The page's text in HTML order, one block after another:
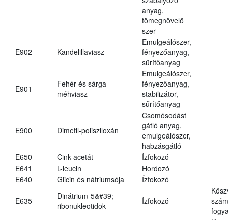
anyag,
tömegnövelő
szer
E902 Kandelillaviasz
Emulgeálószer,
fényezőanyag,
sűrítőanyag
E901
Fehér és sárga
méhviasz
Emulgeálószer,
fényezőanyag,
stabilizátor,
sűrítőanyag
E900 Dimetil-polisziloxán
Csomósodást
gátló anyag,
emulgeálószer,
habzásgátló
E650
Cink-acetát
Ízfokozó
E641
L-leucin
Hordozó
E640
Glicin és nátriumsója Ízfokozó
E635
Dinátrium-5&#39;-
ribonukleotidok
Ízfokozó